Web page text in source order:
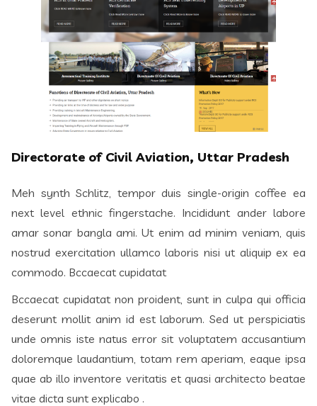
Directorate of Civil Aviation, Uttar Pradesh
Meh synth Schlitz, tempor duis single-origin coffee ea
next level ethnic fingerstache. Incididunt ander labore
amar sonar bangla ami. Ut enim ad minim veniam, quis
nostrud exercitation ullamco laboris nisi ut aliquip ex ea
commodo. Bccaecat cupidatat
Bccaecat cupidatat non proident, sunt in culpa qui officia
deserunt mollit anim id est laborum. Sed ut perspiciatis
unde omnis iste natus error sit voluptatem accusantium
doloremque laudantium, totam rem aperiam, eaque ipsa
quae ab illo inventore veritatis et quasi architecto beatae
vitae dicta sunt explicabo .